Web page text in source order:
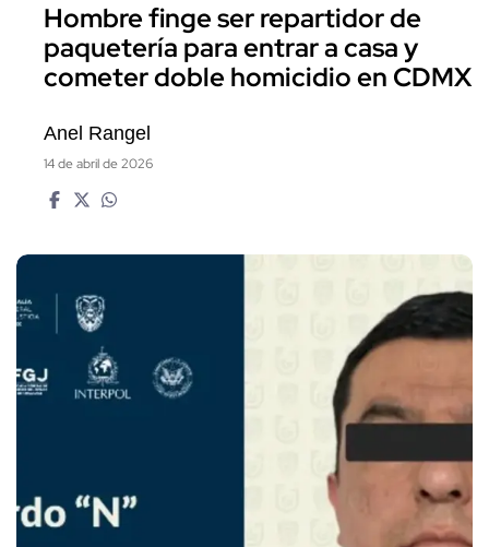
Hombre finge ser repartidor de
paquetería para entrar a casa y
cometer doble homicidio en CDMX
Anel Rangel
14 de abril de 2026